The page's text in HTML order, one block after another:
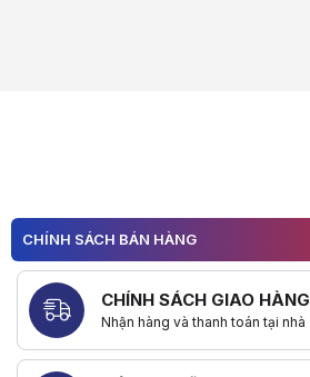
CHÍNH SÁCH BÁN HÀNG
CHÍNH SÁCH GIAO HÀNG
Nhận hàng và thanh toán tại nhà